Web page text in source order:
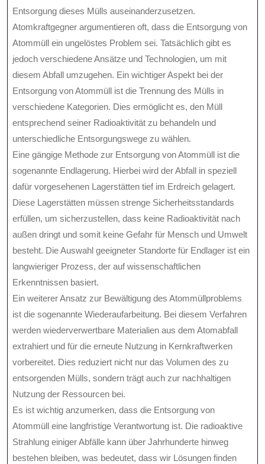
Entsorgung dieses Mülls auseinanderzusetzen.
Atomkraftgegner argumentieren oft, dass die Entsorgung von
Atommüll ein ungelöstes Problem sei. Tatsächlich gibt es
jedoch verschiedene Ansätze und Technologien, um mit
diesem Abfall umzugehen. Ein wichtiger Aspekt bei der
Entsorgung von Atommüll ist die Trennung des Mülls in
verschiedene Kategorien. Dies ermöglicht es, den Müll
entsprechend seiner Radioaktivität zu behandeln und
unterschiedliche Entsorgungswege zu wählen.
Eine gängige Methode zur Entsorgung von Atommüll ist die
sogenannte Endlagerung. Hierbei wird der Abfall in speziell
dafür vorgesehenen Lagerstätten tief im Erdreich gelagert.
Diese Lagerstätten müssen strenge Sicherheitsstandards
erfüllen, um sicherzustellen, dass keine Radioaktivität nach
außen dringt und somit keine Gefahr für Mensch und Umwelt
besteht. Die Auswahl geeigneter Standorte für Endlager ist ein
langwieriger Prozess, der auf wissenschaftlichen
Erkenntnissen basiert.
Ein weiterer Ansatz zur Bewältigung des Atommüllproblems
ist die sogenannte Wiederaufarbeitung. Bei diesem Verfahren
werden wiederverwertbare Materialien aus dem Atomabfall
extrahiert und für die erneute Nutzung in Kernkraftwerken
vorbereitet. Dies reduziert nicht nur das Volumen des zu
entsorgenden Mülls, sondern trägt auch zur nachhaltigen
Nutzung der Ressourcen bei.
Es ist wichtig anzumerken, dass die Entsorgung von
Atommüll eine langfristige Verantwortung ist. Die radioaktive
Strahlung einiger Abfälle kann über Jahrhunderte hinweg
bestehen bleiben, was bedeutet, dass wir Lösungen finden